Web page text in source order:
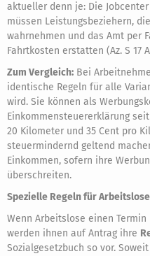
aktueller denn je: Die
müssen Leistungsbeziehern,
wahrnehmen und das Amt per
Fahrtkosten erstatten (Az. S 17
Zum Vergleich: Bei
identische Regeln für alle
wird. Sie können als
Einkommensteuererklärung
20 Kilometer und 35 Cent pro
steuermindernd geltend
Einkommen, sofern ihre
überschreiten.
Spezielle Regeln für Arbeitslose
Wenn Arbeitslose einen
werden ihnen auf Antrag ihre
Sozialgesetzbuch so vor.